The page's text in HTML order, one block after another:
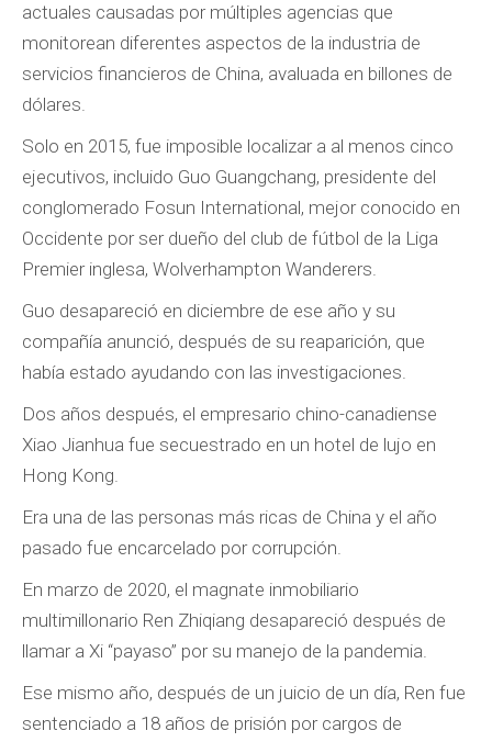
actuales causadas por múltiples agencias que
monitorean diferentes aspectos de la industria de
servicios financieros de China, avaluada en billones de
dólares.
Solo en 2015, fue imposible localizar a al menos cinco
ejecutivos, incluido Guo Guangchang, presidente del
conglomerado Fosun International, mejor conocido en
Occidente por ser dueño del club de fútbol de la Liga
Premier inglesa, Wolverhampton Wanderers.
Guo desapareció en diciembre de ese año y su
compañía anunció, después de su reaparición, que
había estado ayudando con las investigaciones.
Dos años después, el empresario chino-canadiense
Xiao Jianhua fue secuestrado en un hotel de lujo en
Hong Kong.
Era una de las personas más ricas de China y el año
pasado fue encarcelado por corrupción.
En marzo de 2020, el magnate inmobiliario
multimillonario Ren Zhiqiang desapareció después de
llamar a Xi “payaso” por su manejo de la pandemia.
Ese mismo año, después de un juicio de un día, Ren fue
sentenciado a 18 años de prisión por cargos de